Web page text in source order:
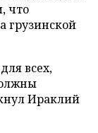
что
грузинской
всех,
Ираклий